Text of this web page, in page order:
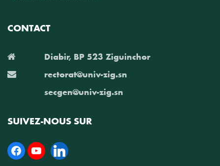
CONTACT
Diabir, BP 523 Ziguinchor
rectorat@univ-zig.sn
secgen@univ-zig.sn
SUIVEZ-NOUS SUR
Facebook
YouTubeLinkedin